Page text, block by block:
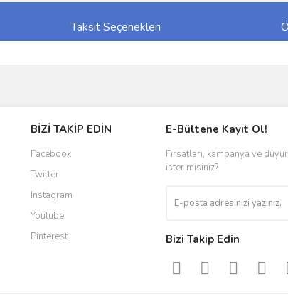
Taksit Seçenekleri
BİZİ TAKİP EDİN
Facebook
Twitter
Instagram
Youtube
Pinterest
E-Bültene Kayıt Ol!
Fırsatları, kampanya ve
ister misiniz?
Bizi Takip Edin